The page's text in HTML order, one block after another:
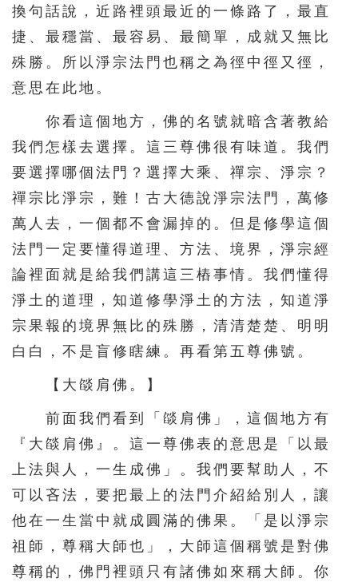
換句話說，近路裡頭最近的一條路了，最直
捷、最穩當、最容易、最簡單，成就又無比
殊勝。所以淨宗法門也稱之為徑中徑又徑，
意思在此地。
你看這個地方，佛的名號就暗含著教給
我們怎樣去選擇。這三尊佛很有味道。我們
要選擇哪個法門？選擇大乘、禪宗、淨宗？
禪宗比淨宗，難！古大德說淨宗法門，萬修
萬人去，一個都不會漏掉的。但是修學這個
法門一定要懂得道理、方法、境界，淨宗經
論裡面就是給我們講這三樁事情。我們懂得
淨土的道理，知道修學淨土的方法，知道淨
宗果報的境界無比的殊勝，清清楚楚、明明
白白，不是盲修瞎練。再看第五尊佛號。
【大燄肩佛。】
前面我們看到「燄肩佛」，這個地方有
『大燄肩佛』。這一尊佛表的意思是「以最
上法與人，一生成佛」。我們要幫助人，不
可以吝法，要把最上的法門介紹給別人，讓
他在一生當中就成圓滿的佛果。「是以淨宗
祖師，尊稱大師也」，大師這個稱號是對佛
尊稱的，佛門裡頭只有諸佛如來稱大師。你